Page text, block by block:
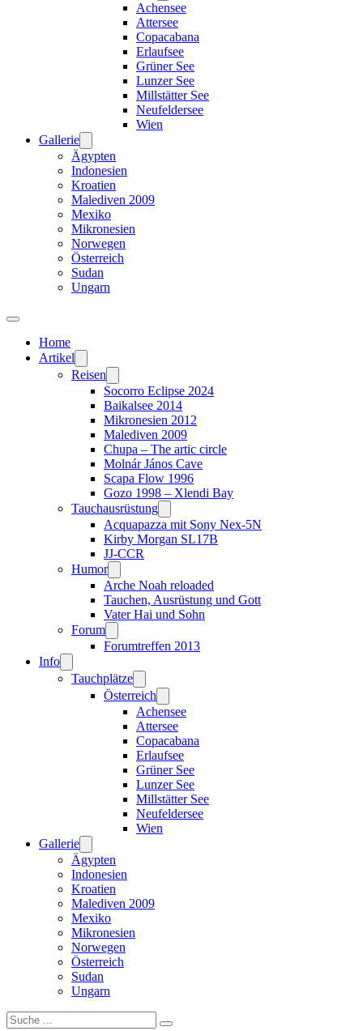
Achensee
Attersee
Copacabana
Erlaufsee
Grüner See
Lunzer See
Millstätter See
Neufeldersee
Wien
Gallerie
Ägypten
Indonesien
Kroatien
Malediven 2009
Mexiko
Mikronesien
Norwegen
Österreich
Sudan
Ungarn
Home
Artikel
Reisen
Socorro Eclipse 2024
Baikalsee 2014
Mikronesien 2012
Malediven 2009
Chupa – The artic circle
Molnár János Cave
Scapa Flow 1996
Gozo 1998 – Xlendi Bay
Tauchausrüstung
Acquapazza mit Sony Nex-5N
Kirby Morgan SL17B
JJ-CCR
Humor
Arche Noah reloaded
Tauchen, Ausrüstung und Gott
Vater Hai und Sohn
Forum
Forumtreffen 2013
Info
Tauchplätze
Österreich
Achensee
Attersee
Copacabana
Erlaufsee
Grüner See
Lunzer See
Millstätter See
Neufeldersee
Wien
Gallerie
Ägypten
Indonesien
Kroatien
Malediven 2009
Mexiko
Mikronesien
Norwegen
Österreich
Sudan
Ungarn
Suchen